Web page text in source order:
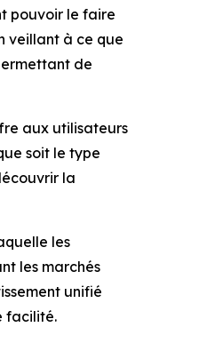
pouvoir le faire
veillant à ce que
de
aux utilisateurs
soit le type
la
les
les marchés
unifié
facilité.